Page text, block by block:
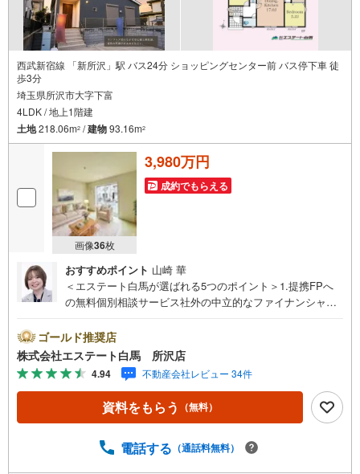
西武新宿線 「新所沢」駅 バス24分 ショッピングセンター前 バス停下車 徒
歩3分
埼玉県所沢市大字下富
4LDK / 地上1階建
土地218.06m2 /建物93.16m2
画像36枚
3,980万円
成約でもらえる
おすすめポイント 山崎 華
＜エステート白馬が選ばれる5つのポイント＞1.提携FPへ
の無料個別相談サービス社外の中立的なファイナンシャル
や学費等も含めてシミュレーションをご提案できます2.物
件情報が豊富所沢市を中心にたくさんの情報をご用意して
おります。インターネット広告前の物件も多数取り揃えて
おります。お客様のご希望エリアをお申し付けください。
3.自社グループでリフォーム、新築請負所沢店の3階はリフ
ォーム、注文建築部門の相談スペースです。一級建築士を
て、リフォームや注文建築についてご相談頂けます4.年中
ゴールド推奨店
株式会社エステート白馬 所沢店
4.94 不動産会社レビュー 34件
資料をもらう （無料）
電話する （通話料無料）